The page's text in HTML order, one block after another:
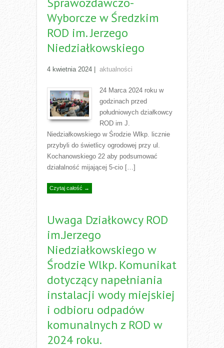
Wyborcze w Średzkim
ROD im. Jerzego
Niedziałkowskiego
4 kwietnia 2024 aktualności
24 Marca 2024 roku w
godzinach przed
południowych działkowcy
ROD im J.
Niedziałkowskiego w Środzie Wlkp. licznie
przybyli do świetlicy ogrodowej przy ul.
Kochanowskiego 22 aby podsumować
działalność mijającej 5-cio […]
Czytaj całość →
Uwaga Działkowcy ROD
im.Jerzego
Niedziałkowskiego w
Środzie Wlkp. Komunikat
dotyczący napełniania
instalacji wody miejskiej
i odbioru odpadów
komunalnych z ROD w
2024 roku.